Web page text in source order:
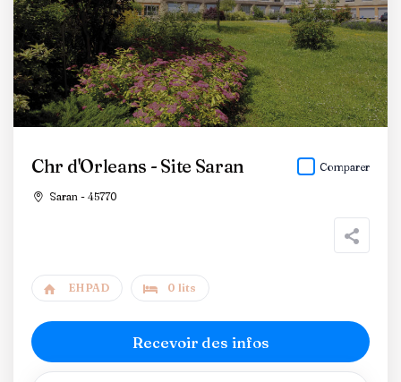
Chr d'Orleans - Site Saran
Saran - 45770
Comparer
EHPAD 0 lits
Recevoir des infos